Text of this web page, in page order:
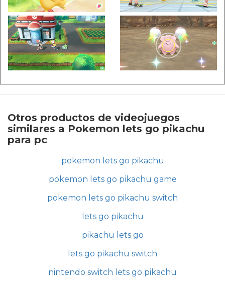
Otros productos de videojuegos
similares a Pokemon lets go pikachu
para pc
pokemon lets go pikachu
pokemon lets go pikachu game
pokemon lets go pikachu switch
lets go pikachu
pikachu lets go
lets go pikachu switch
nintendo switch lets go pikachu